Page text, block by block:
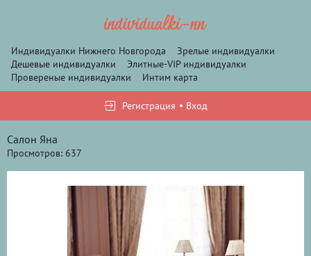
Индивидуалки Нижнего Новгорода
Зрелые индивидуалки
Дешевые индивидуалки
Элитные-VIP индивидуалки
Провереные индивидуалки
Интим карта
Регистрация Вход
Салон Яна
Просмотров: 637